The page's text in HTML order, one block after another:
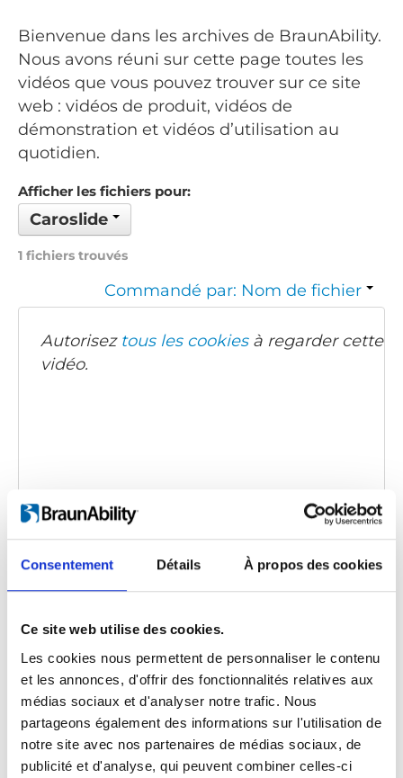
Consentement Détails À propos des cookies
Ce site web utilise des cookies.
Les cookies nous permettent de personnaliser le contenu
et les annonces, d'offrir des fonctionnalités relatives aux
médias sociaux et d'analyser notre trafic. Nous
partageons également des informations sur l'utilisation de
notre site avec nos partenaires de médias sociaux, de
publicité et d'analyse, qui peuvent combiner celles-ci
Bienvenue dans les archives de BraunAbility.
Nous avons réuni sur cette page toutes les
vidéos que vous pouvez trouver sur ce site
web : vidéos de produit, vidéos de
démonstration et vidéos d’utilisation au
quotidien.
Afficher les fichiers pour:
Caroslide
1 fichiers trouvés
Commandé par: Nom de fichier
Autorisez tous les cookiesà regarder cette
vidéo.
Code d'intégration
(copiez le code ci-dessous et
collez-le dans le html de votre propre site pour
Catégorie:Caroslide, Product video